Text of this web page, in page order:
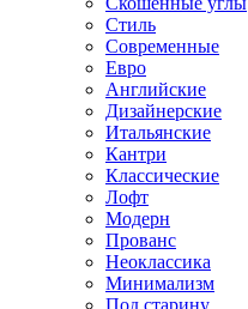
Стиль
Современные
Евро
Английские
Дизайнерские
Итальянские
Кантри
Классические
Лофт
Модерн
Прованс
Неоклассика
Минимализм
Под старину